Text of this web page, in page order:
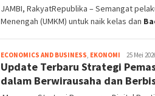
JAMBI, RakyatRepublika – Semangat
Menengah (UMKM) untuk naik kelas dan
ECONOMICS AND BUSINESS, EKONOMI Redaktur
Pelaksana
25 Mei
Update Terbaru Strategi
dalam Berwirausaha dan